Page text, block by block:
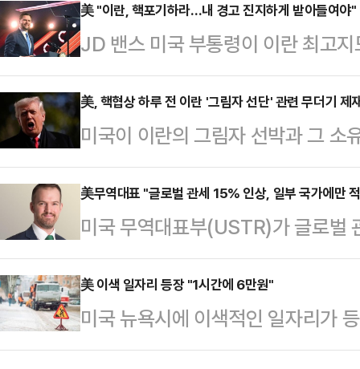
사기관 SSRS에 의뢰해 트럼프 대
사했다. 조사 결과 응답자의 38%는
라고 답했다. 전체의 63%가 국정
국 유권자 482명을 대상으로 진행
이 수치는 1기 국정연설에 비해선
었던 3…
美 "이란, 핵포기하라…내 경고 진지하게 받아들여야"
JD 밴스 미국 부통령이 이란 최고
게 핵무기 금지 원칙을 수용하라고
은 25일(현지시간) 인터뷰를 통해
는 하메네이와 그를 따르는 이들이
한다”고 말했다.그러면서 “우리는
력 이외의 좋은 해결책을 찾길 바란
상황이 오면 대통령은 결단을 내릴
극적인 군사적 목표가 될…
美, 핵협상 하루 전 이란 '그림자 선단' 관련 무더기 제
미국이 이란의 그림자 선박과 그
통신이 25일(현지시간) 보도했다.
해 “수억 달러 상당의 이란산 원유,
수의 그림자 선단과 소유주, 운영사
및 첨단 재래식 무기 개발을 지원
에 기반을 둔 무기 조달 네트워크
날 제재 대상에 오른 개인 및 기관,
하는 그림자…
美무역대표 "글로벌 관세 15% 인상, 일부 국가에만
미국 무역대표부(USTR)가 글로벌
축소해 적용할 것이라고 밝혔다.폭
대표는 25일(현지시간) “우리는 현
의 관세를 15%로 올릴 계획”이라
높은 관세를 고려할 것이다. 이는
美 이색 일자리 등장 "1시간에 6만원"
미국 뉴욕시에 이색적인 일자리가
따르면 뉴욕시 환경미화국(이하